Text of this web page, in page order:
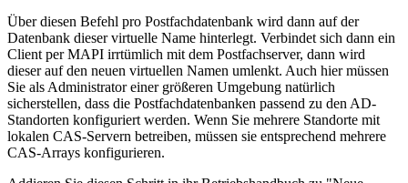
Über diesen Befehl pro Postfachdatenbank wird dann auf der
Datenbank dieser virtuelle Name hinterlegt. Verbindet sich dann ein
Client per MAPI irrtümlich mit dem Postfachserver, dann wird
dieser auf den neuen virtuellen Namen umlenkt. Auch hier müssen
Sie als Administrator einer größeren Umgebung natürlich
sicherstellen, dass die Postfachdatenbanken passend zu den AD-
Standorten konfiguriert werden. Wenn Sie mehrere Standorte mit
lokalen CAS-Servern betreiben, müssen sie entsprechend mehrere
CAS-Arrays konfigurieren.